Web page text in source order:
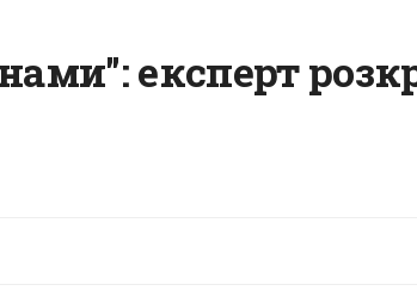
експерт